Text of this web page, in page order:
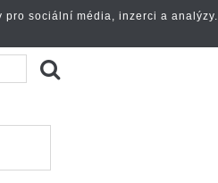
pro sociální média, inzerci a analýzy.